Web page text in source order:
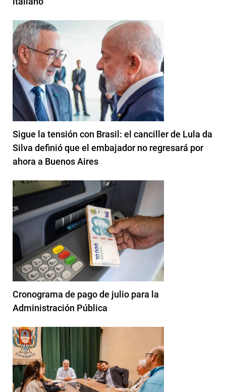
Sigue la tensión con Brasil: el canciller de Lula da
Silva definió que el embajador no regresará por
ahora a Buenos Aires
Cronograma de pago de julio para la
Administración Pública